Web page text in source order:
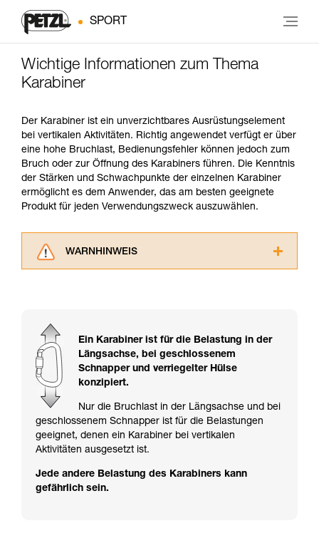
SPORT
Wichtige Informationen zum Thema
Karabiner
Der Karabiner ist ein unverzichtbares Ausrüstungselement
bei vertikalen Aktivitäten. Richtig angewendet verfügt er über
eine hohe Bruchlast, Bedienungsfehler können jedoch zum
Bruch oder zur Öffnung des Karabiners führen. Die Kenntnis
der Stärken und Schwachpunkte der einzelnen Karabiner
ermöglicht es dem Anwender, das am besten geeignete
Produkt für jeden Verwendungszweck auszuwählen.
WARNHINWEIS
verstehen zu können, müssen Sie zuerst die in
der Gebrauchsanweisung enthaltenen
Informationen richtig verstanden haben.
Die Beherrschung dieser Techniken setzt eine
Training voraus. Prüfen Sie zusammen mit
einem Profi, ob Sie in der Lage sind, den
Vorgang alleine sicher zu wiederholen, bevor
Sie ihn eigenständig durchführen.
verbundenen Techniken. Möglicherweise gibt es
noch andere Techniken, die hier nicht
Ein Karabiner ist für die Belastung in der
Längsachse, bei geschlossenem
Schnapper und verriegelter Hülse
konzipiert.
Nur die Bruchlast in der Längsachse und bei
geschlossenem Schnapper ist für die Belastungen
geeignet, denen ein Karabiner bei vertikalen
Aktivitäten ausgesetzt ist.
Jede andere Belastung des Karabiners kann
gefährlich sein.